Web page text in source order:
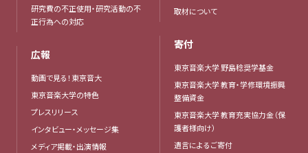
研究費の不正使用・研究活動の不
正行為への対応
広報
動画で見る！東京音大
東京音楽大学の特色
プレスリリース
インタビュー・メッセージ集
メディア掲載・出演情報
取材について
寄付
東京音楽大学 野島稔奨学基金
東京音楽大学 教育・学修環境振興
整備資金
東京音楽大学 教育充実協力金（保
護者様向け）
遺言によるご寄付